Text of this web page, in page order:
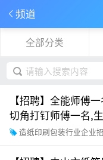
频道
全部分类
【招聘】全能师傅
切角打钉师傅一名,
名造纸印刷包装行业企业